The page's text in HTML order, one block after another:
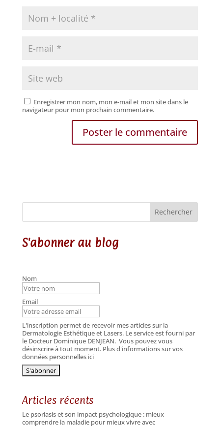
Enregistrer mon nom, mon e-mail et mon site dans le
navigateur pour mon prochain commentaire.
Rechercher
S'abonner au blog
Nom
Email
L'inscription permet de recevoir mes articles sur la
Dermatologie Esthétique et Lasers. Le service est fourni par
le Docteur Dominique DENJEAN. Vous pouvez vous
désinscrire à tout moment. Plus d'informations sur vos
données personnelles ici
Articles récents
Le psoriasis et son impact psychologique : mieux
comprendre la maladie pour mieux vivre avec